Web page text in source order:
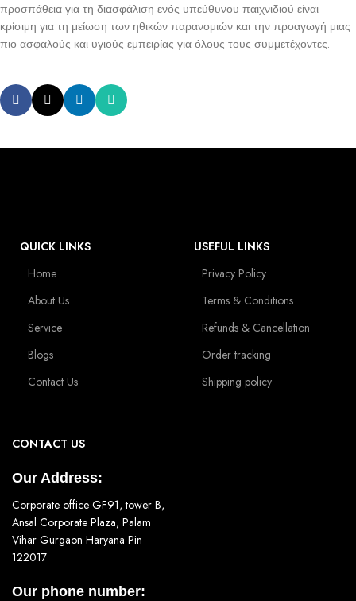
προσπάθεια για τη διασφάλιση ενός υπεύθυνου παιχνιδιού είναι
κρίσιμη για τη μείωση των ηθικών παρανομιών και την προαγωγή μιας
πιο ασφαλούς και υγιούς εμπειρίας για όλους τους συμμετέχοντες.
QUICK LINKS
Home
About Us
Service
Blogs
Contact Us
USEFUL LINKS
Privacy Policy
Terms & Conditions
Refunds & Cancellation
Order tracking
Shipping policy
CONTACT US
Our Address:
Corporate office GF91, tower B,
Ansal Corporate Plaza, Palam
Vihar Gurgaon Haryana Pin
122017
Our phone number: